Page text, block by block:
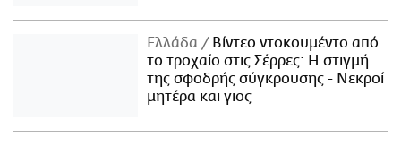
Ελλάδα
Βίντεο ντοκουμέντο από
το τροχαίο στις Σέρρες: Η στιγμή
της σφοδρής σύγκρουσης - Νεκροί
μητέρα και γιος